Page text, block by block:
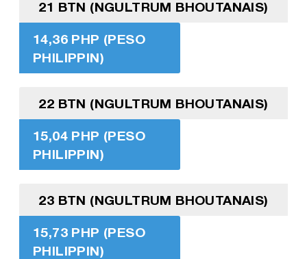
21 BTN (NGULTRUM BHOUTANAIS)
14,36 PHP (PESO
PHILIPPIN)
22 BTN (NGULTRUM BHOUTANAIS)
15,04 PHP (PESO
PHILIPPIN)
23 BTN (NGULTRUM BHOUTANAIS)
15,73 PHP (PESO
PHILIPPIN)